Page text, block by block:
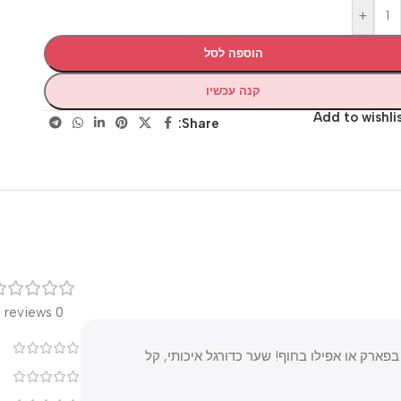
+
הוספה לסל
קנה עכשיו
Add to
Share:
או אפילו בחוף! שער כדורגל איכותי, קל
0
0